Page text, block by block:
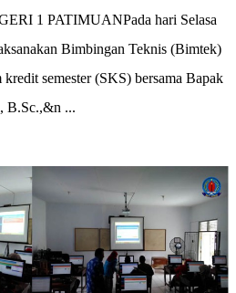
1 PATIMUANPada hari Selasa
Bimbingan Teknis (Bimtek)
semester (SKS) bersama Bapak
B.Sc.,&n ...